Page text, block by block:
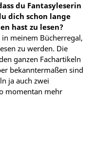
du Fantasyleserin
dich schon lange
hast zu lesen?
meinem Bücherregal,
zu werden. Die
ganzen Fachartikeln
bekanntermaßen sind
ja auch zwei
momentan mehr